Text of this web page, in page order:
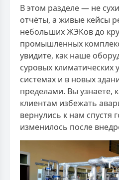
В этом разделе — не
отчёты, а живые кейсы
небольших ЖЭКов до
промышленных
увидите, как наше
суровых климатических
системах и в новых
пределами. Вы узнаете,
клиентам избежать
вернулись к нам спустя
изменилось после